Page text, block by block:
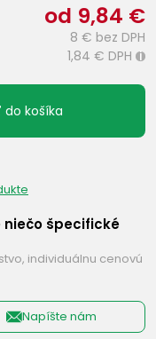
od 9,84 €
8 € bez DPH
1,84 € DPH i
do košíka
špecifické
individuálnu cenovú
Napíšte nám